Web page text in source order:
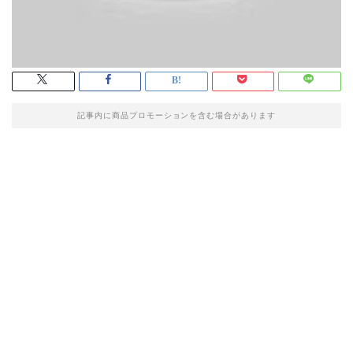
記事内に商品プロモーションを含む場合があります